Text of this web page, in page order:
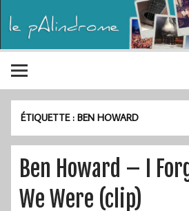
ÉTIQUETTE :BEN HOWARD
Ben Howard – I
We Were (clip)